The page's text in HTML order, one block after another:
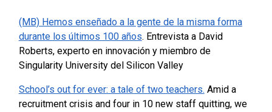
(MB) Hemos enseñado a la gente de la misma forma
durante los últimos 100 años. Entrevista a David
Roberts, experto en innovación y miembro de
Singularity University del Silicon Valley
School’s out for ever: a tale of two teachers. Amid a
recruitment crisis and four in 10 new staff quitting, we